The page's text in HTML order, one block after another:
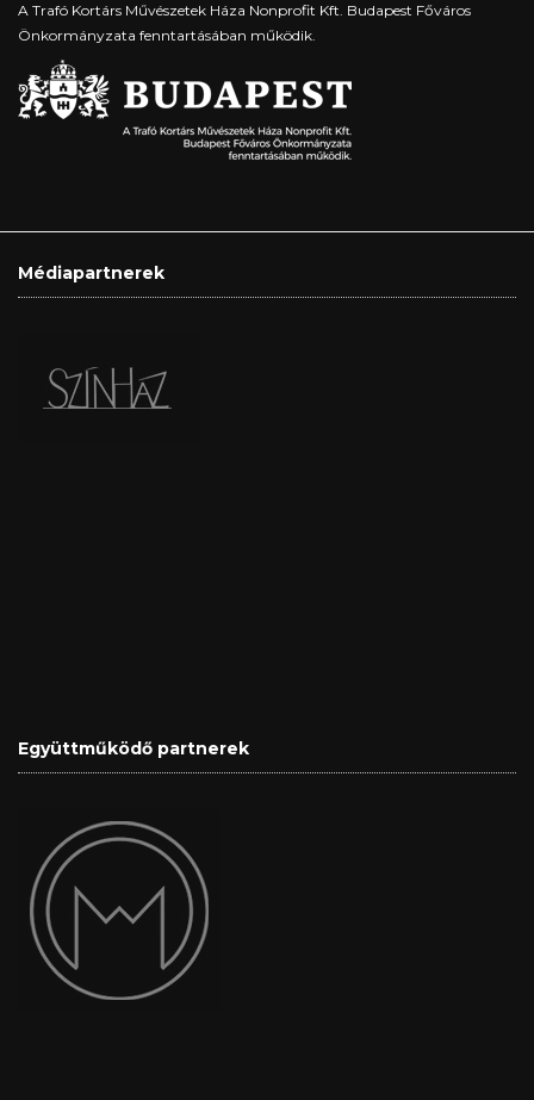
A Trafó Kortárs Művészetek Háza Nonprofit Kft. Budapest Főváros
Önkormányzata fenntartásában működik.
Médiapartnerek
Együttműködő partnerek